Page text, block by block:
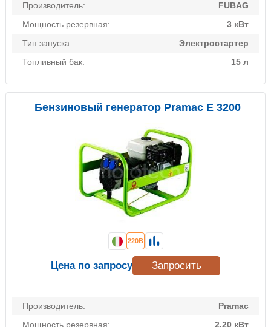
Производитель:
FUBAG
Мощность резервная:
3 кВт
Тип запуска:
Электростартер
Топливный бак:
15 л
Бензиновый генератор Pramac E 3200
Производитель:
Pramac
Мощность резервная:
2.20 кВт
220В
Цена по запросу Запросить